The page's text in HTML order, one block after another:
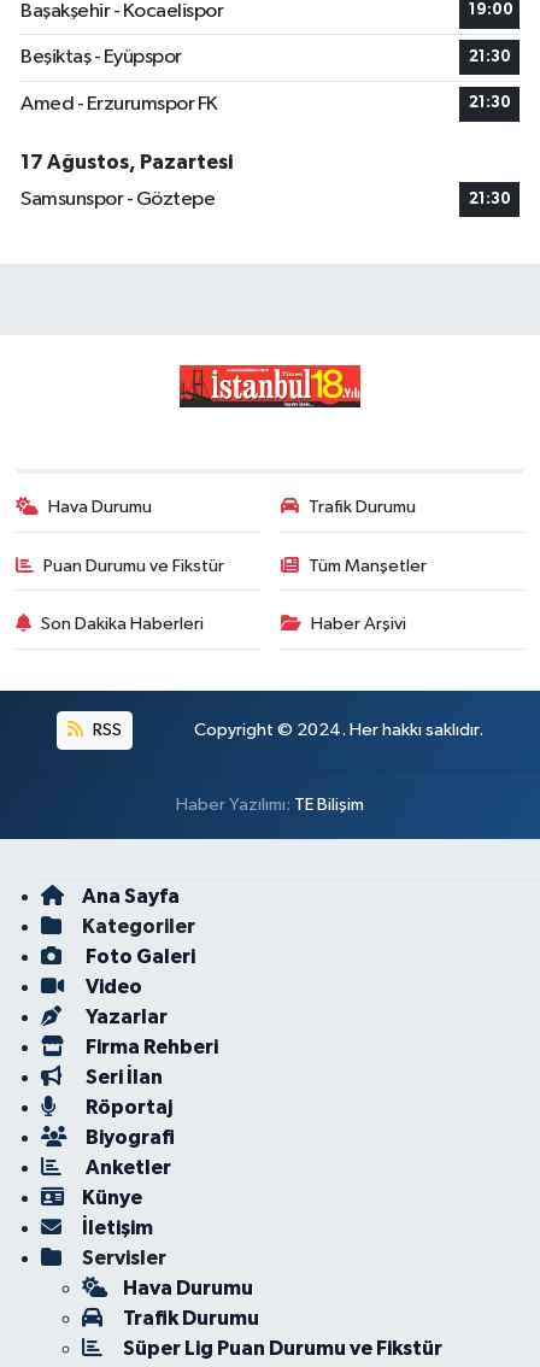
Başakşehir - Kocaelispor
19:00
Beşiktaş - Eyüpspor 21:30
Amed - Erzurumspor FK 21:30
17 Ağustos, Pazartesi
Samsunspor - Göztepe
21:30
Hava Durumu Trafik Durumu
Puan Durumu ve Fikstür Tüm Manşetler
Son Dakika Haberleri Haber Arşivi
RSS Copyright © 2024. Her hakkı saklıdır.
Haber Yazılımı: TE Bilişim
Ana Sayfa
Kategoriler
Foto Galeri
Video
Yazarlar
Firma Rehberi
Seri İlan
Röportaj
Biyografi
Anketler
Künye
İletişim
Servisler
Hava Durumu
Trafik Durumu
Süper Lig Puan Durumu ve Fikstür